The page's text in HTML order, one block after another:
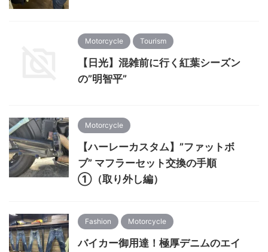
Motorcycle Tourism
【日光】混雑前に行く紅葉シーズン
の”明智平”
Motorcycle
【ハーレーカスタム】”ファットボ
ブ” マフラーセット交換の手順
①（取り外し編）
Fashion Motorcycle
バイカー御用達！極厚デニムのエイ